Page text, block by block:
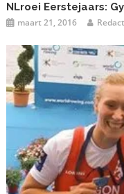
NLroei Eerstejaars:
maart 21, 2016